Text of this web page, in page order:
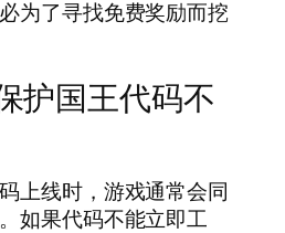
为了寻找免费奖励而挖
护国王代码不
上线时，游戏通常会同
如果代码不能立即工